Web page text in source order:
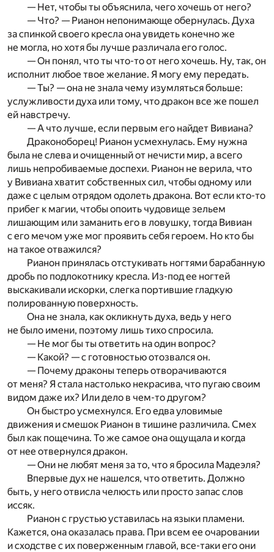
— Нет, чтобы ты объяснила, чего хочешь от него?
— Что? — Рианон непонимающе обернулась. Духа
за спинкой своего кресла она увидеть конечно же
не могла, но хотя бы лучше различала его голос.
— Он понял, что ты что-то от него хочешь. Ну, так, он
исполнит любое твое желание. Я могу ему передать.
— Ты? — она не знала чему изумляться больше:
услужливости духа или тому, что дракон все же пошел
ей навстречу.
— А что лучше, если первым его найдет Вивиана?
Драконоборец! Рианон усмехнулась. Ему нужна
была не слева и очищенный от нечисти мир, а всего
лишь непробиваемые доспехи. Рианон не верила, что
у Вивиана хватит собственных сил, чтобы одному или
даже с целым отрядом одолеть дракона. Вот если кто-то
прибег к магии, чтобы опоить чудовище зельем
лишающим или заманить его в ловушку, тогда Вивиан
с его мечом уже мог проявить себя героем. Но кто бы
на такое отважился?
Рианон принялась отстукивать ногтями барабанную
дробь по подлокотнику кресла. Из-под ее ногтей
выскакивали искорки, слегка портившие гладкую
полированную поверхность.
Она не знала, как окликнуть духа, ведь у него
не было имени, поэтому лишь тихо спросила.
— Не мог бы ты ответить на один вопрос?
— Какой? — с готовностью отозвался он.
— Почему драконы теперь отворачиваются
от меня? Я стала настолько некрасива, что пугаю своим
видом даже их? Или дело в чем-то другом?
Он быстро усмехнулся. Его едва уловимые
движения и смешок Рианон в тишине различила. Смех
был как пощечина. То же самое она ощущала и когда
от нее отвернулся дракон.
— Они не любят меня за то, что я бросила Мадеэля?
Впервые дух не нашелся, что ответить. Должно
быть, у него отвисла челюсть или просто запас слов
иссяк.
Рианон с грустью уставилась на языки пламени.
Кажется, она оказалась права. При всем ее очаровании
и сходстве с их поверженным главой, все-таки его они